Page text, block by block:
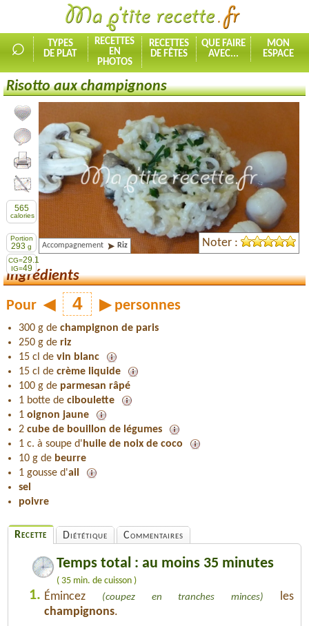
⌕
TYPES
DE PLAT
RECETTES
EN
PHOTOS
RECETTES
DE FÊTES
QUE FAIRE
AVEC...
MON
ESPACE
Risotto aux champignons
Commenter, noter la recette
Imprimer la recette
Partager cette recette
565
calories
Portion
293 g
CG=29.1
IG=49
Accompagnement Riz Noter :
Ingrédients
Pour ◀ ▶ personnes
300 g de champignon de paris
250 g de riz
15 cl de vin blanc
15 cl de crème liquide
100 g de parmesan râpé
1 botte de ciboulette
1 oignon jaune
2 cube de bouillon de légumes
1 c. à soupe d' huile de noix de coco
10 g de beurre
1 gousse d'ail
sel
poivre
Recette Diététique Commentaires
Temps total : au moins 35 minutes
( 35 min. de cuisson )
1. Émincez (coupez en tranches minces)
les
champignons.